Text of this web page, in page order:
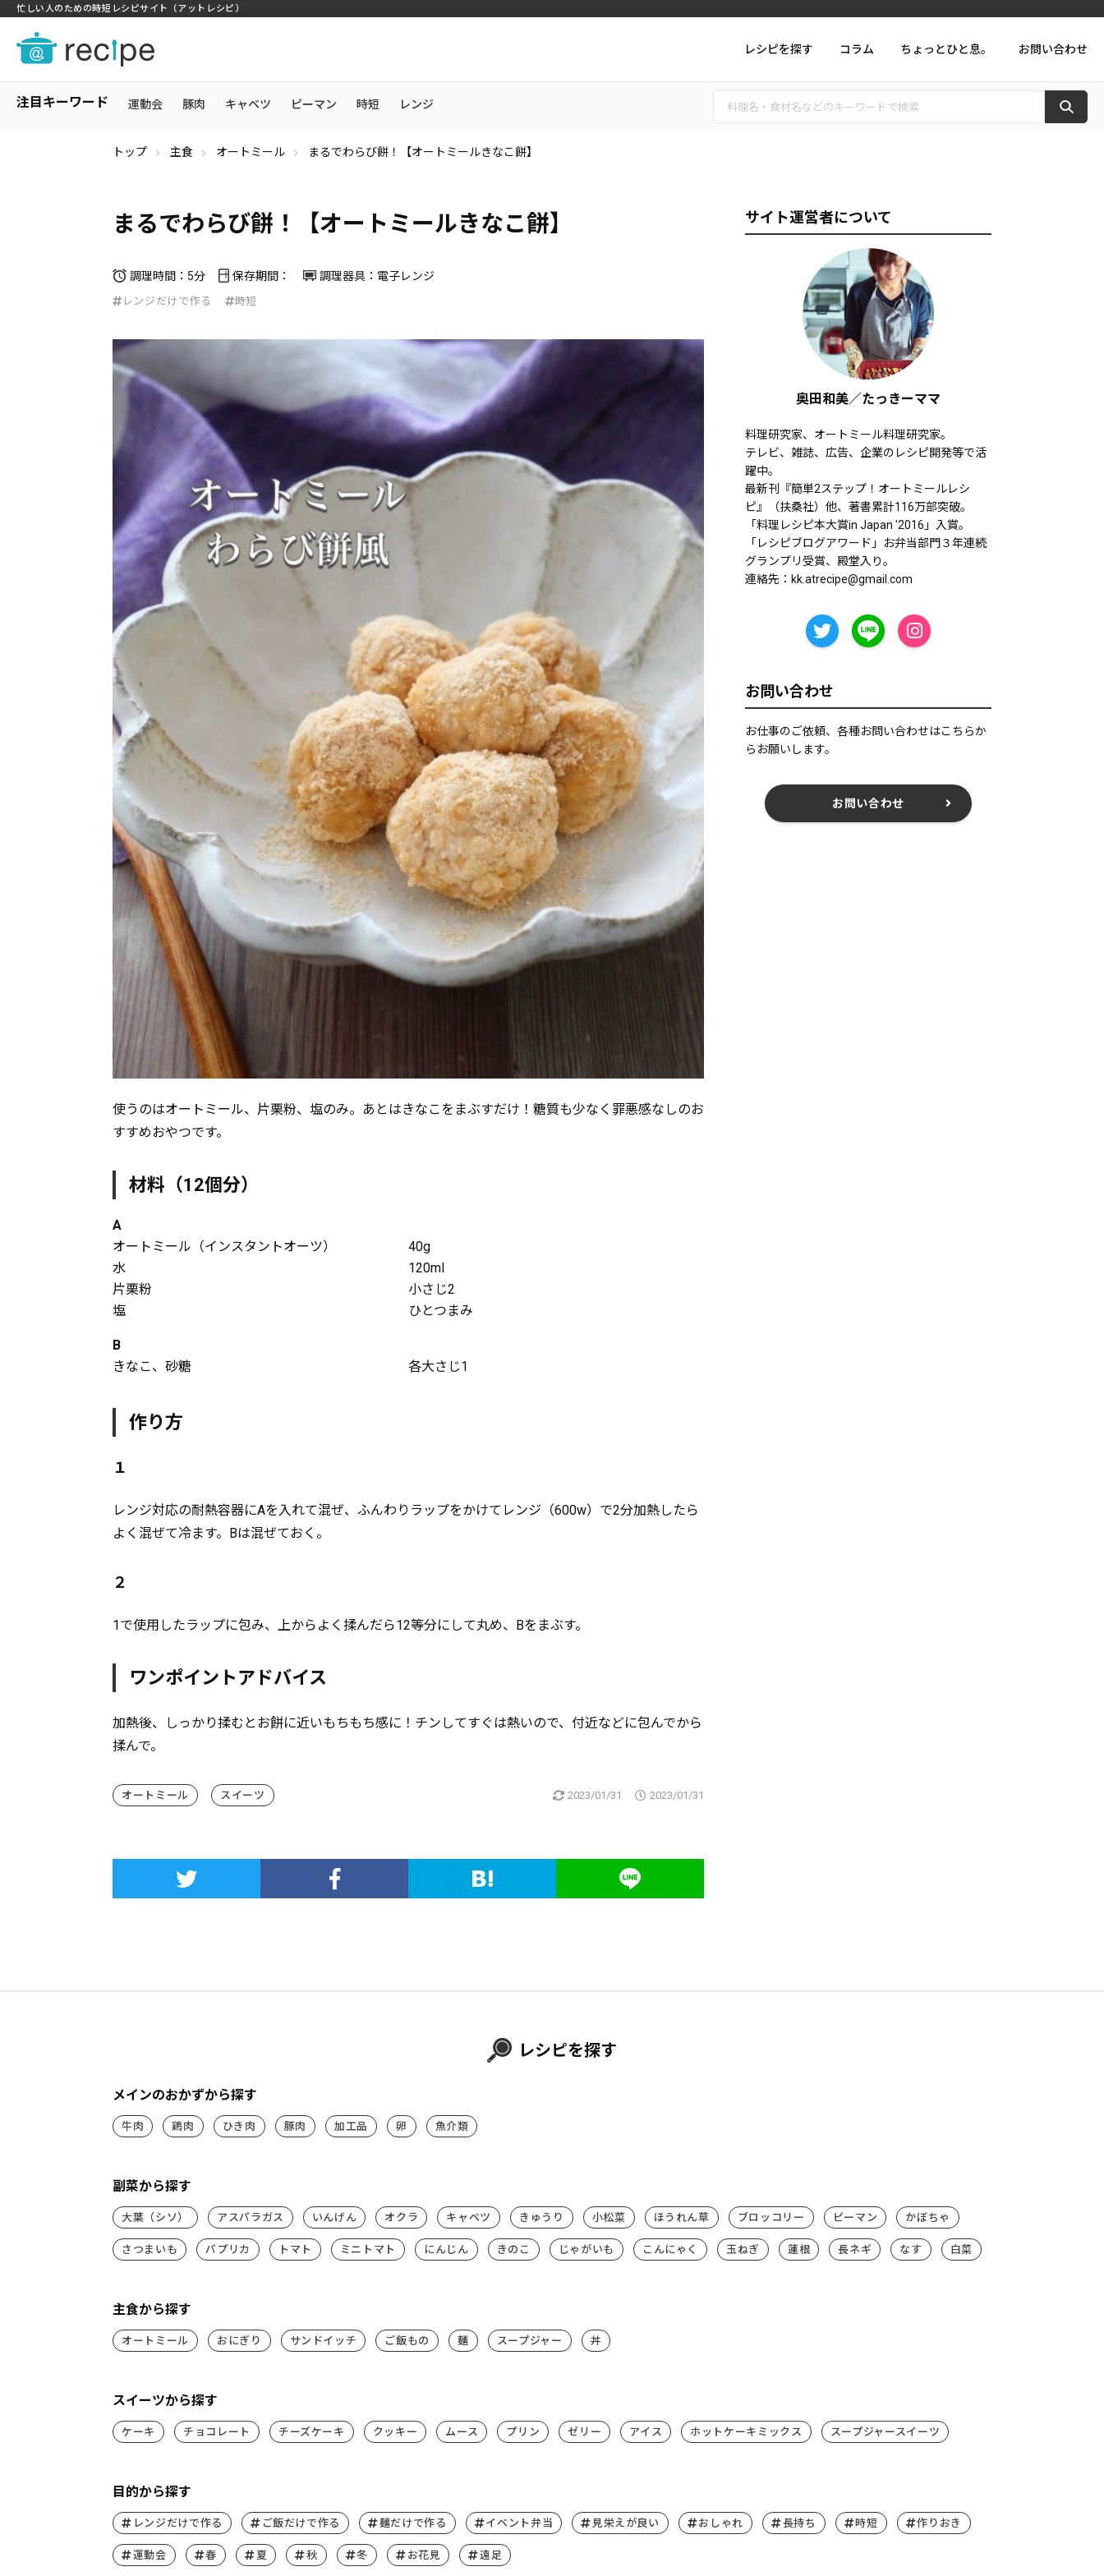
忙しい人のための時短レシピサイト（アットレシピ）
レシピを探す コラム ちょっとひと息。 お問い合わせ
注目キーワード 運動会 豚肉 キャベツ ピーマン 時短 レンジ
トップ 主食 オートミール まるでわらび餅！【オートミールきなこ餅】
まるでわらび餅！【オートミールきなこ餅】
調理時間：5分 保存期間： 調理器具：電子レンジ
レンジだけで作る 時短
使うのはオートミール、片栗粉、塩のみ。あとはきなこをまぶすだけ！糖質も少なく罪悪感なしのお
すすめおやつです。
材料（12個分）
A
オートミール（インスタントオーツ）
40g
水
120ml
片栗粉
小さじ2
塩
ひとつまみ
B
きなこ、砂糖
各大さじ1
作り方
１
レンジ対応の耐熱容器にAを入れて混ぜ、ふんわりラップをかけてレンジ（600w）で2分加熱したら
よく混ぜて冷ます。Bは混ぜておく。
２
1で使用したラップに包み、上からよく揉んだら12等分にして丸め、Bをまぶす。
ワンポイントアドバイス
加熱後、しっかり揉むとお餅に近いもちもち感に！チンしてすぐは熱いので、付近などに包んでから
揉んで。
オートミール スイーツ 2023/01/31 2023/01/31
サイト運営者について
奥田和美／たっきーママ
料理研究家、オートミール料理研究家。
テレビ、雑誌、広告、企業のレシピ開発等で活
躍中。
最新刊『簡単2ステップ！オートミールレシ
ピ』（扶桑社）他、著書累計116万部突破。
「料理レシピ本大賞in Japan '2016」入賞。
「レシピブログアワード」お弁当部門３年連続
グランプリ受賞、殿堂入り。
連絡先： kk.atrecipe@gmail.com
お問い合わせ
お仕事のご依頼、各種お問い合わせはこちらか
らお願いします。
お問い合わせ
レシピを探す
メインのおかずから探す
牛肉 鶏肉 ひき肉 豚肉 加工品 卵 魚介類
副菜から探す
大葉（シソ） アスパラガス いんげん オクラ キャベツ きゅうり 小松菜 ほうれん草 ブロッコリー ピーマン かぼちゃ
さつまいも パプリカ トマト ミニトマト にんじん きのこ じゃがいも こんにゃく 玉ねぎ 蓮根 長ネギ なす 白菜
主食から探す
オートミール おにぎり サンドイッチ ご飯もの 麺 スープジャー 丼
スイーツから探す
ケーキ チョコレート チーズケーキ クッキー ムース プリン ゼリー アイス ホットケーキミックス スープジャースイーツ
目的から探す
レンジだけで作る ご飯だけで作る 麺だけで作る イベント弁当 見栄えが良い おしゃれ 長持ち 時短 作りおき
運動会 春 夏 秋 冬 お花見 遠足